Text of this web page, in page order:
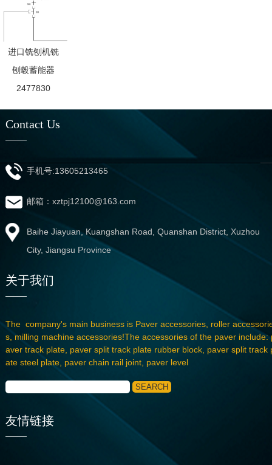
进口铣刨机铣
刨毂蓄能器
2477830
Contact Us
手机号:13605213465
邮箱：xztpj12100@163.com
Baihe Jiayuan, Kuangshan Road, Quanshan District, Xuzhou
City, Jiangsu Province
关于我们
The company's main business is Paver accessories, roller
s, milling machine accessories!The accessories of the paver include:
aver track plate, paver split track plate rubber block, paver split track
ate steel plate, paver chain rail joint, paver level
友情链接